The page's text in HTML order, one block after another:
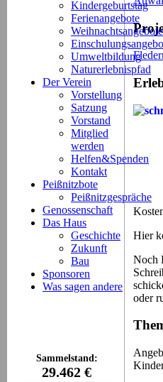
Kindergeburtstag
Ferienangebote
Weihnachtsangebote
Umweltbildung
Naturerlebnispfad
Der Verein
Vorstellung
Satzung
Vorstand
Mitglied
werden
Helfen&Spenden
Kontakt
Peißnitzbote
Peißnitzgespräche
Genossenschaft
Das Haus
Geschichte
Zukunft
Bau
Sponsoren
Was sagen andere
Hier
Noch
oder